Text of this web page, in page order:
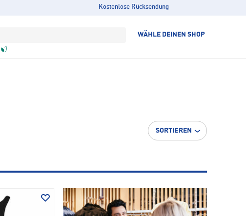
Kostenlose Rücksendung
WÄHLE DEINEN SHOP
SORTIEREN